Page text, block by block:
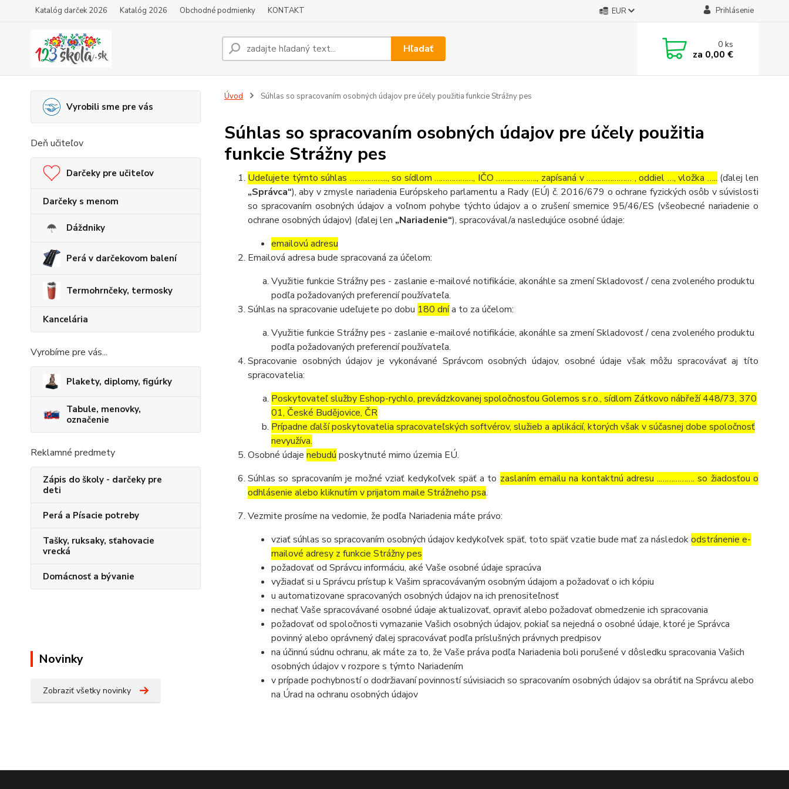
Katalóg darček 2026 Katalóg 2026 Obchodné podmienky KONTAKT EUR Prihlásenie
Hľadať 0ks
za 0,00 €
Vyrobili sme pre vás
Deň učiteľov
Darčeky pre učiteľov
Darčeky s menom
Dáždniky
Perá v darčekovom balení
Termohrnčeky, termosky
Kancelária
Vyrobíme pre vás...
Plakety, diplomy, figúrky
Tabule, menovky,
označenie
Reklamné predmety
Zápis do školy - darčeky pre
deti
Perá a Písacie potreby
Tašky, ruksaky, sťahovacie
vrecká
Domácnosť a bývanie
Novinky
Zobraziť všetky novinky
Úvod Súhlas so spracovaním osobných údajov pre účely použitia funkcie Strážny pes
Súhlas so spracovaním osobných údajov pre účely použitia
funkcie Strážny pes
Udeľujete týmto súhlas ……………..., so sídlom ………………, IČO ………………., zapísaná v ………………… , oddiel …, vložka ….. (ďalej len
„Správca“), aby v zmysle nariadenia Európskeho parlamentu a Rady (EÚ) č. 2016/679 o ochrane fyzických osôb v súvislosti
so spracovaním osobných údajov a voľnom pohybe týchto údajov a o zrušení smernice 95/46/ES (všeobecné nariadenie o
ochrane osobných údajov) (ďalej len „Nariadenie“), spracovával/a nasledujúce osobné údaje:
emailovú adresu
Emailová adresa bude spracovaná za účelom:
Využitie funkcie Strážny pes - zaslanie e-mailové notifikácie, akonáhle sa zmení Skladovosť / cena zvoleného produktu
podľa požadovaných preferencií používateľa.
Súhlas na spracovanie udeľujete po dobu 180 dnía to za účelom:
Využitie funkcie Strážny pes - zaslanie e-mailové notifikácie, akonáhle sa zmení Skladovosť / cena zvoleného produktu
podľa požadovaných preferencií používateľa.
Spracovanie osobných údajov je vykonávané Správcom osobných údajov, osobné údaje však môžu spracovávať aj títo
spracovatelia:
Poskytovateľ služby Eshop-rychlo, prevádzkovanej spoločnosťou Golemos s.r.o., sídlom Zátkovo nábřeží 448/73, 370
01, České Budějovice, ČR
Prípadne ďalší poskytovatelia spracovateľských softvérov, služieb a aplikácií, ktorých však v súčasnej dobe spoločnosť
nevyužíva.
Osobné údaje nebudú poskytnuté mimo územia EÚ.
Súhlas so spracovaním je možné vziať kedykoľvek späť a to zaslaním emailu na kontaktnú adresu ..……………. so žiadosťou o
odhlásenie alebo kliknutím v prijatom maile Strážneho psa.
Vezmite prosíme na vedomie, že podľa Nariadenia máte právo:
vziať súhlas so spracovaním osobných údajov kedykoľvek späť, toto späť vzatie bude mať za následokodstránenie e-
mailové adresy z funkcie Strážny pes
požadovať od Správcu informáciu, aké Vaše osobné údaje spracúva
vyžiadať si u Správcu prístup k Vašim spracovávaným osobným údajom a požadovať o ich kópiu
u automatizovane spracovaných osobných údajov na ich prenositeľnosť
nechať Vaše spracovávané osobné údaje aktualizovať, opraviť alebo požadovať obmedzenie ich spracovania
požadovať od spoločnosti vymazanie Vašich osobných údajov, pokiaľ sa nejedná o osobné údaje, ktoré je Správca
povinný alebo oprávnený ďalej spracovávať podľa príslušných právnych predpisov
na účinnú súdnu ochranu, ak máte za to, že Vaše práva podľa Nariadenia boli porušené v dôsledku spracovania Vašich
osobných údajov v rozpore s týmto Nariadením
v prípade pochybností o dodržiavaní povinností súvisiacich so spracovaním osobných údajov sa obrátiť na Správcu alebo
na Úrad na ochranu osobných údajov